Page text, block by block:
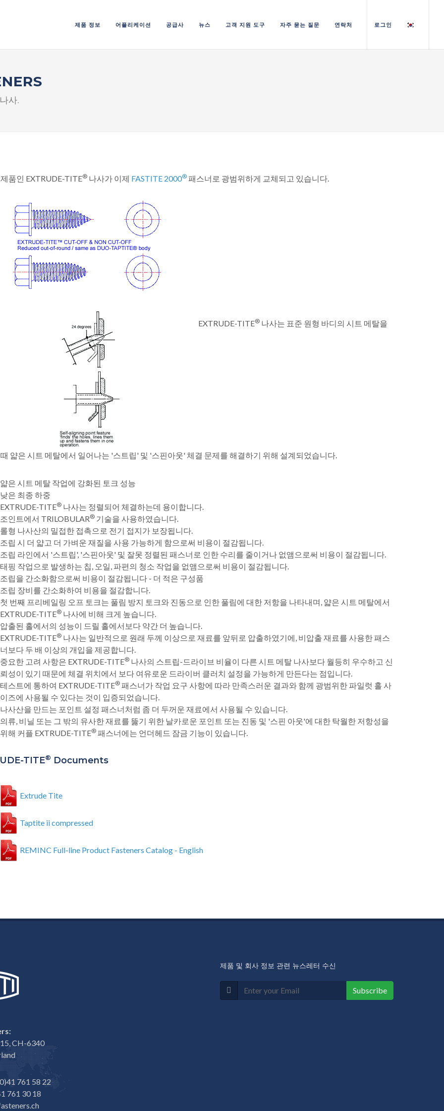
제품 정보 어플리케이션 공급사 뉴스 고객 지원 도구 자주 묻는 질문 연락처 로그인
사.
품인 EXTRUDE-TITE® 나사가 이제 FASTITE 2000® 패스너로 광범위하게 교체되고 있습니다.
EXTRUDE-TITE® 나사는 표준 원형 바디의 시트 메탈을
얇은 시트 메탈에서 일어나는 '스트립' 및 '스핀아웃' 체결 문제를 해결하기 위해 설계되었습니다.
얇은 시트 메탈 작업에 강화된 토크 성능
낮은 최종 하중
EXTRUDE-TITE® 나사는 정렬되어 체결하는데 용이합니다.
조인트에서 TRILOBULAR® 기술을 사용하였습니다.
롤형 나사산의 밀접한 접촉으로 전기 접지가 보장됩니다.
조립 시 더 얇고 더 가벼운 재질을 사용 가능하게 함으로써 비용이 절감됩니다.
조립 라인에서 '스트립', '스핀아웃' 및 잘못 정렬된 패스너로 인한 수리를 줄이거나 없앰으로써 비용이 절감됩니다.
태핑 작업으로 발생하는 칩, 오일, 파편의 청소 작업을 없앰으로써 비용이 절감됩니다.
조립을 간소화함으로써 비용이 절감됩니다 - 더 적은 구성품
조립 장비를 간소화하여 비용을 절감합니다.
첫 번째 프리베일링 오프 토크는 풀림 방지 토크와 진동으로 인한 풀림에 대한 저항을 나타내며, 얇은 시트 메탈에서
EXTRUDE-TITE® 나사에 비해 크게 높습니다.
압출된 홀에서의 성능이 드릴 홀에서보다 약간 더 높습니다.
EXTRUDE-TITE® 나사는 일반적으로 원래 두께 이상으로 재료를 앞뒤로 압출하였기에, 비압출 재료를 사용한 패스
너보다 두 배 이상의 개입을 제공합니다.
중요한 고려 사항은 EXTRUDE-TITE® 나사의 스트립-드라이브 비율이 다른 시트 메탈 나사보다 월등히 우수하고 신
뢰성이 있기 때문에 체결 위치에서 보다 여유로운 드라이버 클러치 설정을 가능하게 만든다는 점입니다.
테스트에 통하여 EXTRUDE-TITE® 패스너가 작업 요구 사항에 따라 만족스러운 결과와 함께 광범위한 파일럿 홀 사
이즈에 사용될 수 있다는 것이 입증되었습니다.
나사산을 만드는 포인트 설정 패스너처럼 좀 더 두꺼운 재료에서 사용될 수 있습니다.
의류, 비닐 또는 그 밖의 유사한 재료를 뚫기 위한 날카로운 포인트 또는 진동 및 '스핀 아웃'에 대한 탁월한 저항성을
위해 커플 EXTRUDE-TITE® 패스너에는 언더헤드 잠금 기능이 있습니다.
TITE® Documents
Extrude Tite
Taptite ii compressed
REMINC Full-line Product Fasteners Catalog - English
CH-6340
761 58 22
761 30 18
제품 및 회사 정보 관련 뉴스레터 수신
Subscribe